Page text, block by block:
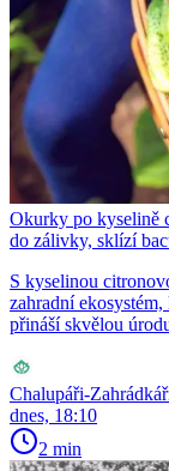
Okurky po kyselině
do zálivky, sklízí
S kyselinou
zahradní
přináší skvělou
Chalupáři-
dnes, 18:10
2 min